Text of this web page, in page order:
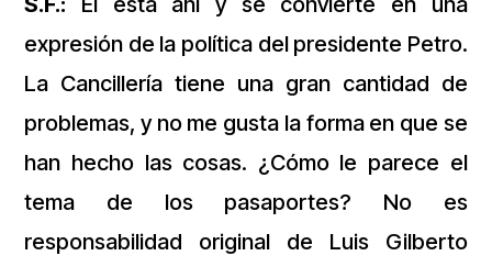
expresión de la política del presidente Petro.
La Cancillería tiene una gran cantidad de
problemas, y no me gusta la forma en que se
han hecho las cosas. ¿Cómo le parece el
tema de los pasaportes? No es
responsabilidad original de Luis Gilberto